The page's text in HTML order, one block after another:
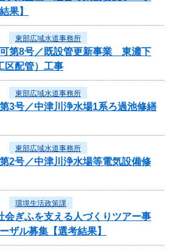
果】
東部広域水道事務所
可第8号／既設管更新事業 東濃下
区配管）工事
東部広域水道事務所
3号／中津川浄水場1系ろ過池修繕
東部広域水道事務所
2号／中津川浄水場等電気設備修
環境生活政策課
会ぎふを支える人づくりツアー事
ザル募集【選考結果】